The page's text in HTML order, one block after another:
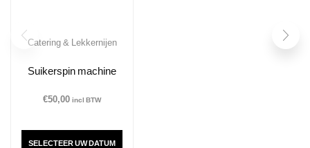
Catering & Lekkernijen
Suikerspin machine
€50,00 incl BTW
SELECTEER UW DATUM